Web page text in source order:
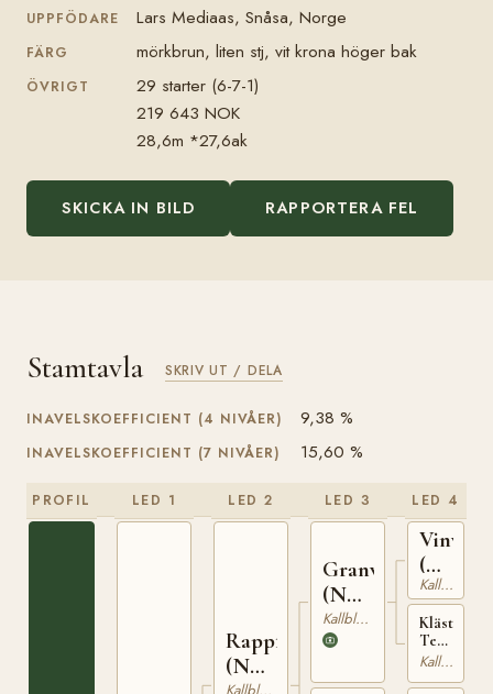
UPPFÖDARE Lars Mediaas, Snåsa, Norge
FÄRG mörkbrun, liten stj, vit krona höger bak
ÖVRIGT
29 starter (6-7-1)
219 643 NOK
28,6m *27,6ak
SKICKA IN BILD RAPPORTERA FEL
Stamtavla SKRIV UT / DELA
INAVELSKOEFFICIENT (4 NIVÅER) 9,38 %
INAVELSKOEFFICIENT (7 NIVÅER) 15,60 %
PROFIL LED 1 LED 2
Rappfot
(NO)
LED 3
Granvar
(NO)
NT
52
Kallblodig Travare
LED 4
Vinvar
(NO)
T-
230
Kallblodig Travare
Klästad
Terna
(NO)Kallblodig Travare